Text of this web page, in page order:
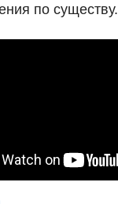
по существу.